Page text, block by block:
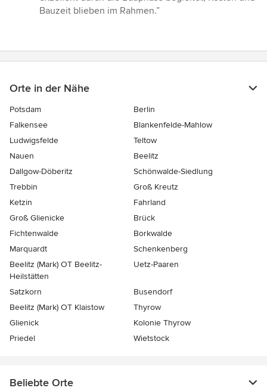
Bauzeit blieben im Rahmen.”
Orte in der Nähe
Potsdam
Berlin
Falkensee
Blankenfelde-Mahlow
Ludwigsfelde
Teltow
Nauen
Beelitz
Dallgow-Döberitz
Schönwalde-Siedlung
Trebbin
Groß Kreutz
Ketzin
Fahrland
Groß Glienicke
Brück
Fichtenwalde
Borkwalde
Marquardt
Schenkenberg
Beelitz (Mark) OT Beelitz-
Heilstätten
Uetz-Paaren
Satzkorn
Busendorf
Beelitz (Mark) OT Klaistow
Thyrow
Glienick
Kolonie Thyrow
Priedel
Wietstock
Beliebte Orte